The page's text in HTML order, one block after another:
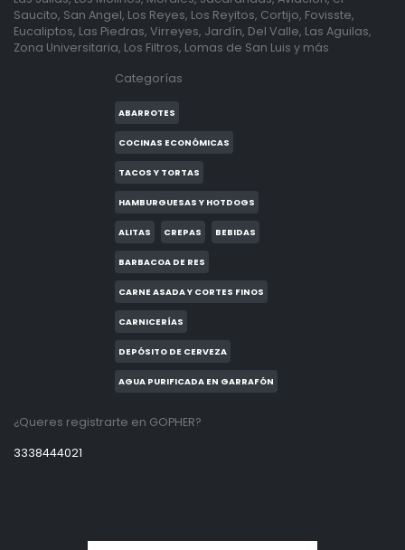
Saucito, San Angel, Los Reyes, Los Reyitos, Cortijo, Fovisste,
Eucaliptos, Las Piedras, Virreyes, Jardín, Del Valle, Las Aguilas,
Zona Universitaria, Los Filtros, Lomas de San Luis y más
Categorías
ABARROTES
COCINAS ECONÓMICAS
TACOS Y TORTAS
HAMBURGUESAS Y HOTDOGS
ALITAS CREPAS BEBIDAS
BARBACOA DE RES
CARNE ASADA Y CORTES FINOS
CARNICERÍAS
DEPÓSITO DE CERVEZA
AGUA PURIFICADA EN GARRAFÓN
¿Queres registrarte en GOPHER?
3338444021